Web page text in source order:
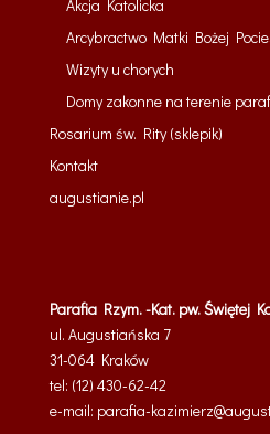
Akcja Katolicka
Arcybractwo Matki Bożej
Wizyty u chorych
Domy zakonne na terenie
Rosarium św. Rity (sklepik)
Kontakt
augustianie.pl
Parafia Rzym. -Kat. pw. Świętej
ul. Augustiańska 7
31-064 Kraków
tel: (12) 430-62-42
e-mail: parafia-kazimierz@